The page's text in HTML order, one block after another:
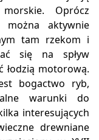
Oprócz
aktywnie
tam rzekom i
się na spływ
łodzią motorową.
bogactwo ryb,
warunki do
interesujących
drewniane